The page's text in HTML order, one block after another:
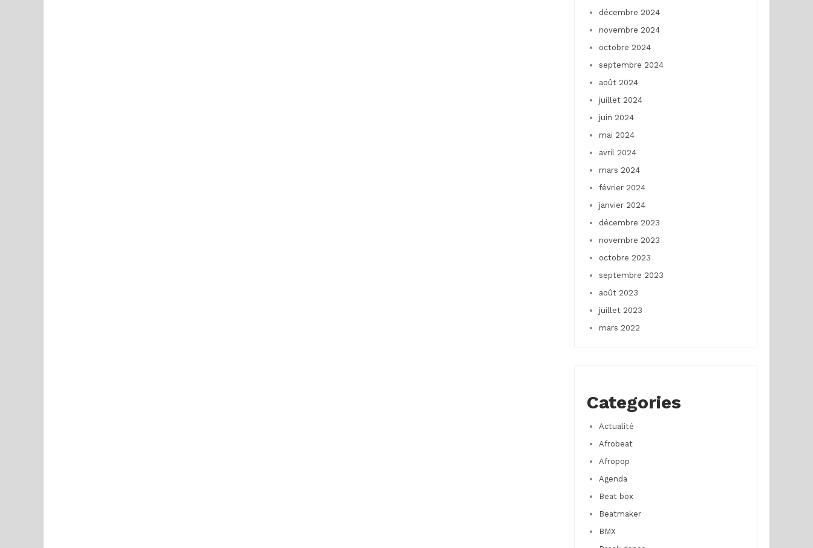
décembre 2024
novembre 2024
octobre 2024
septembre 2024
août 2024
juillet 2024
juin 2024
mai 2024
avril 2024
mars 2024
février 2024
janvier 2024
décembre 2023
novembre 2023
octobre 2023
septembre 2023
août 2023
juillet 2023
mars 2022
Categories
Actualité
Afrobeat
Afropop
Agenda
Beat box
Beatmaker
BMX